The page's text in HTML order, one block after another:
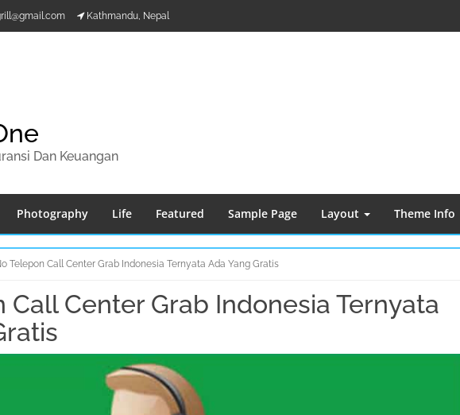
Kathmandu, Nepal
Dan Keuangan
Photography Life Featured Sample Page Layout Theme Info
Telepon Call Center Grab Indonesia Ternyata Ada Yang Gratis
Call Center Grab Indonesia Ternyata